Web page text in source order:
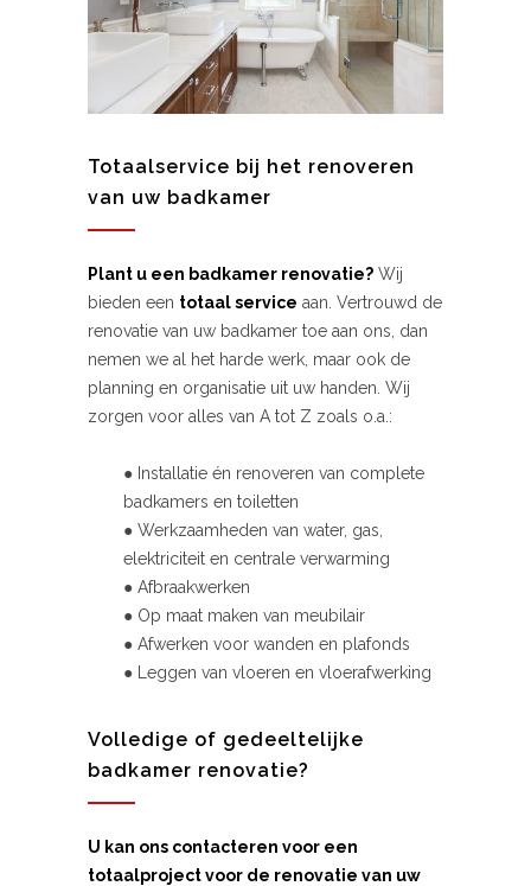
Totaalservice bij het renoveren
van uw badkamer
Plant u een badkamer renovatie? Wij
bieden een totaal service aan. Vertrouwd de
renovatie van uw badkamer toe aan ons, dan
nemen we al het harde werk, maar ook de
planning en organisatie uit uw handen. Wij
zorgen voor alles van A tot Z zoals o.a.:
● Installatie én renoveren van complete
badkamers en toiletten
● Werkzaamheden van water, gas,
elektriciteit en centrale verwarming
● Afbraakwerken
● Op maat maken van meubilair
● Afwerken voor wanden en plafonds
● Leggen van vloeren en vloerafwerking
Volledige of gedeeltelijke
badkamer renovatie?
U kan ons contacteren voor een
totaalproject voor de renovatie van uw